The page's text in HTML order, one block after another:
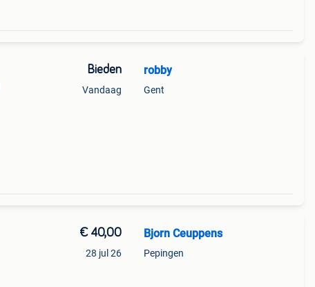
Bieden
Vandaag
robby
Gent
€ 40,00
28 jul 26
Bjorn Ceuppens
Pepingen